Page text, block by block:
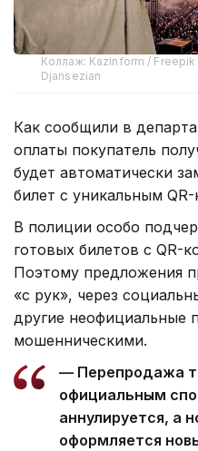
Коллаж: Kazinform /
Djansezian
Как сообщили в
оплаты покупатель
будет автоматически
билет с уникальным
В полиции особо
готовых билетов с QR-
Поэтому предложения
«с рук», через
другие неофициальные
мошенническими.
— Перепродажа
официальным
аннулируется, а
оформляется